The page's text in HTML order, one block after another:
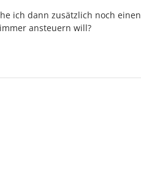
ich dann zusätzlich noch einen
ansteuern will?